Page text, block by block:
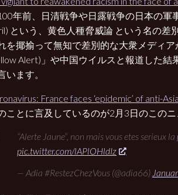
年前、日清戦争や日露戦争の日本の軍
という、黄色人種脅威論 という名の差
を揶揄って無知で差別的な大衆メディ
Alert)」や中国ウイルスと報道した
います。
France faces ‘epidemic’ of anti-
ことに言及しているのが2月3日のこの
“Alerte Jaune”, non mais vous etes serieux la
pic.twitter.com/lAPlOHldIz
— Adia #RestezChezVous (@adia66)